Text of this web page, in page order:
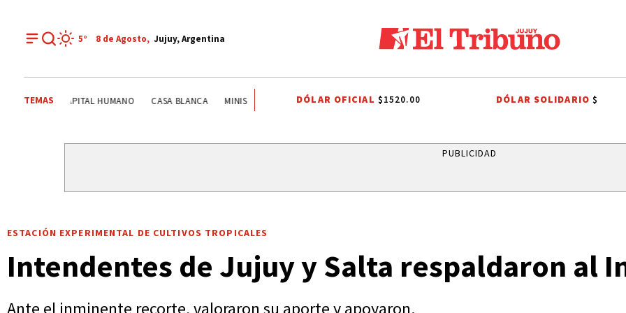
5° 8 de Agosto, Jujuy, Argentina
TEMAS SISTEMA PÚBLICO CAME JOVEN CAPITAL HUMANO CASA BLANCA MINISTERIO PÚBLICO DE LA ACUSACIÓN PJ
DÓLAR OFICIAL $1520.00 DÓLAR SOLIDARIO$
PUBLICIDAD
ESTACIÓN EXPERIMENTAL DE CULTIVOS TROPICALES
Intendentes de Jujuy y Salta respaldaron al
Ante el inminente recorte, valoraron su aporte y apoyaron.